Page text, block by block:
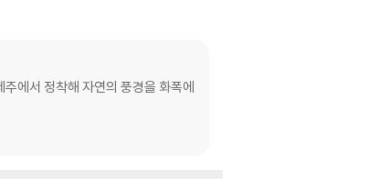
에서 정착해 자연의 풍경을 화폭에